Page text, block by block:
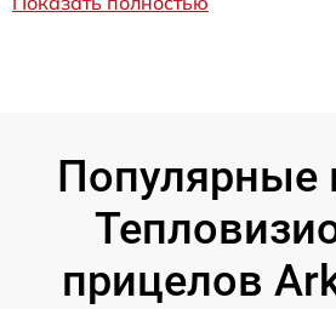
Популярные
прицелов